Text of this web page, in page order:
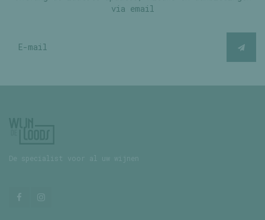
via email
De specialist voor al uw wijnen